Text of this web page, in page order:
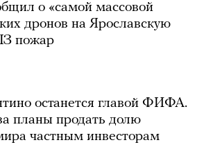
о «самой массовой
дронов на Ярославскую
пожар
останется главой ФИФА.
планы продать долю
частным инвесторам